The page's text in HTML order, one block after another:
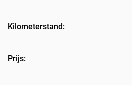
Kilometerstand:
Prijs: